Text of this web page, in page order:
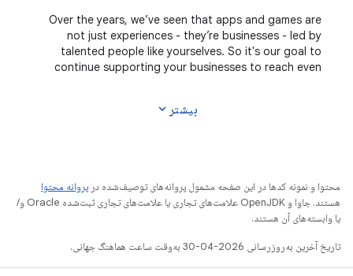
Over the years, we’ve seen that apps and games are
not just experiences - they’re businesses - led by
talented people like yourselves. So it's our goal to
continue supporting your businesses to reach even
بیشتر expand_more
محتوا و نمونه کدها در این صفحه مشمول پروانه‌های توصیف‌شده در پروانه محتوا
هستند. جاوا و OpenJDK علامت‌های تجاری یا علامت‌های تجاری ثبت‌شده Oracle و/
یا وابسته‌های آن هستند.
تاریخ آخرین به‌روزرسانی 2026-04-30 به‌وقت ساعت هماهنگ جهانی.